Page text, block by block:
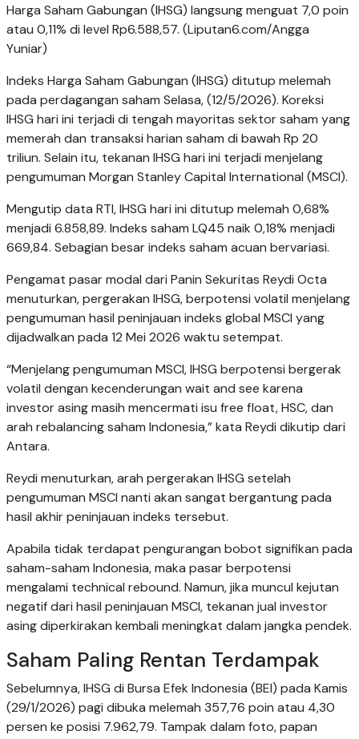
Harga Saham Gabungan (IHSG) langsung menguat 7,0 poin
atau 0,11% di level Rp6.588,57. (Liputan6.com/Angga
Yuniar)
Indeks Harga Saham Gabungan (IHSG) ditutup melemah
pada perdagangan saham Selasa, (12/5/2026). Koreksi
IHSG hari ini terjadi di tengah mayoritas sektor saham yang
memerah dan transaksi harian saham di bawah Rp 20
triliun. Selain itu, tekanan IHSG hari ini terjadi menjelang
pengumuman Morgan Stanley Capital International (MSCI).
Mengutip data RTI, IHSG hari ini ditutup melemah 0,68%
menjadi 6.858,89. Indeks saham LQ45 naik 0,18% menjadi
669,84. Sebagian besar indeks saham acuan bervariasi.
Pengamat pasar modal dari Panin Sekuritas Reydi Octa
menuturkan, pergerakan IHSG, berpotensi volatil menjelang
pengumuman hasil peninjauan indeks global MSCI yang
dijadwalkan pada 12 Mei 2026 waktu setempat.
“Menjelang pengumuman MSCI, IHSG berpotensi bergerak
volatil dengan kecenderungan wait and see karena
investor asing masih mencermati isu free float, HSC, dan
arah rebalancing saham Indonesia,” kata Reydi dikutip dari
Antara.
Reydi menuturkan, arah pergerakan IHSG setelah
pengumuman MSCI nanti akan sangat bergantung pada
hasil akhir peninjauan indeks tersebut.
Apabila tidak terdapat pengurangan bobot signifikan pada
saham-saham Indonesia, maka pasar berpotensi
mengalami technical rebound. Namun, jika muncul kejutan
negatif dari hasil peninjauan MSCI, tekanan jual investor
asing diperkirakan kembali meningkat dalam jangka pendek.
Saham Paling Rentan Terdampak
Sebelumnya, IHSG di Bursa Efek Indonesia (BEI) pada Kamis
(29/1/2026) pagi dibuka melemah 357,76 poin atau 4,30
persen ke posisi 7.962,79. Tampak dalam foto, papan